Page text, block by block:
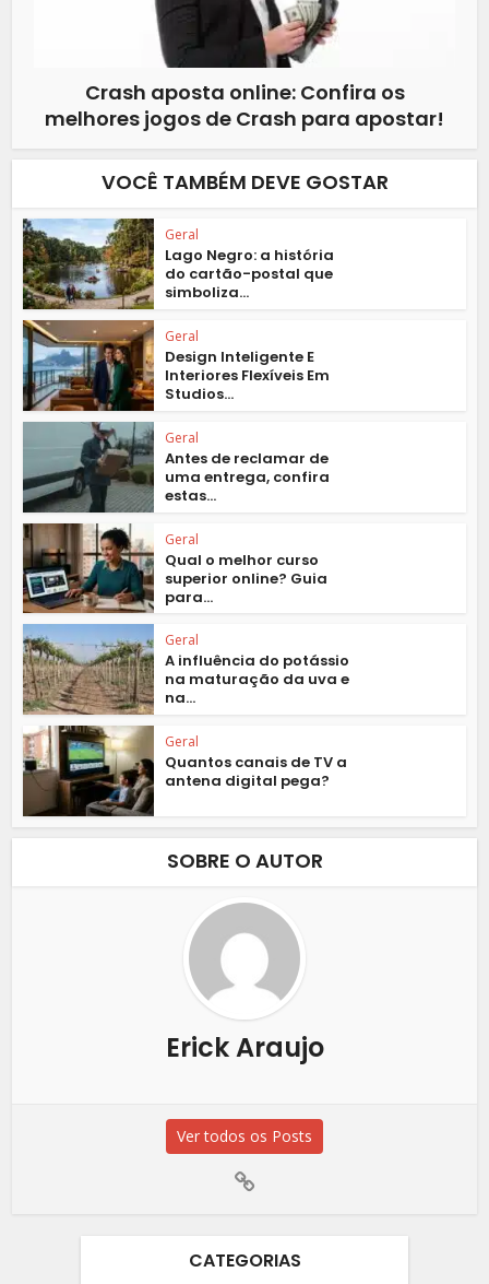
Crash aposta online: Confira os
melhores jogos de Crash para apostar!
VOCÊ TAMBÉM DEVE GOSTAR
Geral
Lago Negro: a história
do cartão-postal que
simboliza...
Geral
Design Inteligente E
Interiores Flexíveis Em
Studios...
Geral
Antes de reclamar de
uma entrega, confira
estas...
Geral
Qual o melhor curso
superior online? Guia
para...
Geral
A influência do potássio
na maturação da uva e
na...
Geral
Quantos canais de TV a
antena digital pega?
SOBRE O AUTOR
Erick Araujo
Ver todos os Posts
CATEGORIAS